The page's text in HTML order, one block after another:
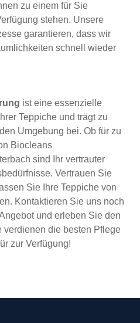
zu einem für Sie
stehen. Unsere
garantieren, dass wir
schnell wieder
ist eine essenzielle
Teppiche und trägt zu
Umgebung bei. Ob für zu
Biocleans
sind Ihr vertrauter
Vertrauen Sie
Sie Ihre Teppiche von
Kontaktieren Sie uns noch
und erleben Sie den
verdienen die besten Pflege
zur Verfügung!